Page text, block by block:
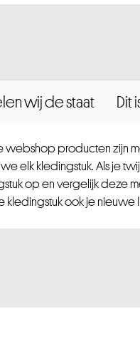
wij de staat Dit
webshop producten zijn
elk kledingstuk. Als je
op en vergelijk deze
kledingstuk ook je nieuwe